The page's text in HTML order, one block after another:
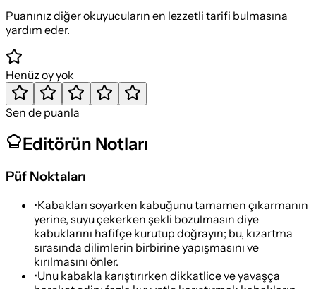
Puanınız diğer okuyucuların en lezzetli tarifi bulmasına
yardım eder.
Henüz oy yok
Sen de puanla
Editörün Notları
Püf Noktaları
•Kabakları soyarken kabuğunu tamamen çıkarmanın
yerine, suyu çekerken şekli bozulmasın diye
kabuklarını hafifçe kurutup doğrayın; bu, kızartma
sırasında dilimlerin birbirine yapışmasını ve
kırılmasını önler.
•Unu kabakla karıştırırken dikkatlice ve yavaşça